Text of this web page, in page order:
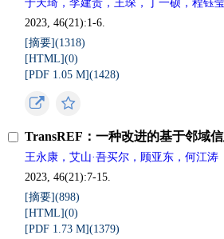
于天琦，李建贵，王琛，丁一硕，程钰
2023, 46(21):1-6.
[摘要](1318)
[HTML](0)
[PDF 1.05 M](1428)
TransREF：一种改进的基于邻域
王永康，艾山·吾买尔，顾亚东，何江涛
2023, 46(21):7-15.
[摘要](898)
[HTML](0)
[PDF 1.73 M](1379)